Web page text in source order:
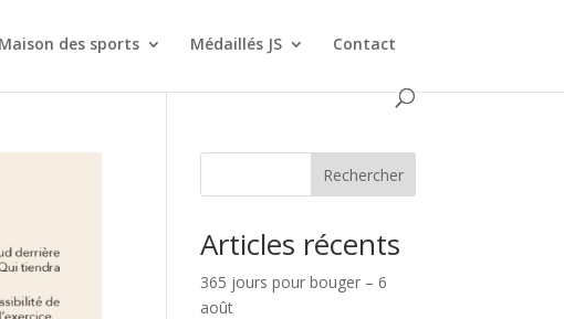
Maison des sports Médaillés JS Contact
Rechercher
Articles récents
365 jours pour bouger – 6
août